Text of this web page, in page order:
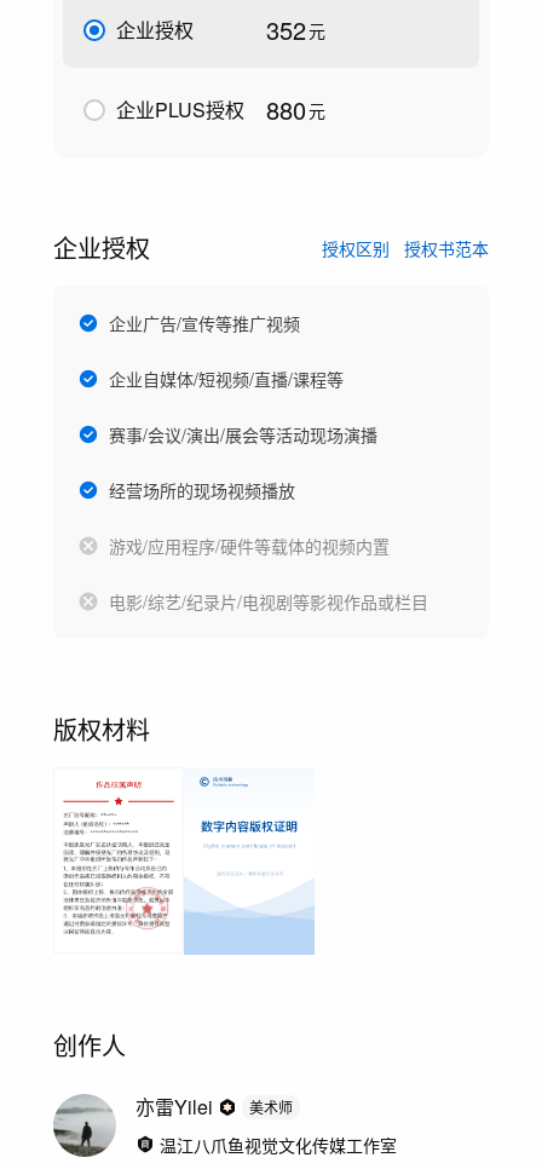
企业授权 352元
企业PLUS授权 880元
企业授权 授权区别 授权书范本
企业广告/宣传等推广视频
企业自媒体/短视频/直播/课程等
赛事/会议/演出/展会等活动现场演播
经营场所的现场视频播放
游戏/应用程序/硬件等载体的视频内置
电影/综艺/纪录片/电视剧等影视作品或栏目
版权材料
创作人
亦雷Yilei 美术师
温江八爪鱼视觉文化传媒工作室